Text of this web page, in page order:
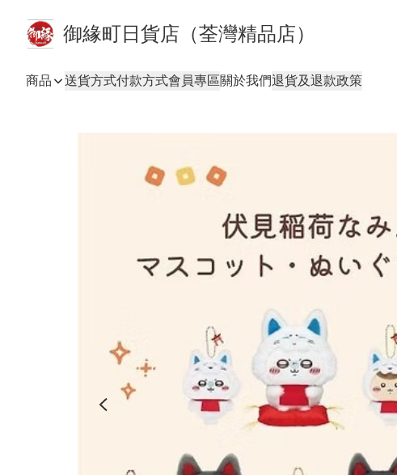
御緣町日貨店（荃灣精品店）
商品 送貨方式付款方式會員專區關於我們退貨及退款政策